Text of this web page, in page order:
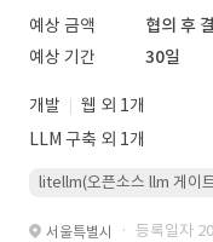
예상 금액
협의 후
예상 기간
30일
개발
웹 외 1개
LLM 구축 외 1개
litellm(오픈소스 llm 게이
서울특별시 · 등록일자